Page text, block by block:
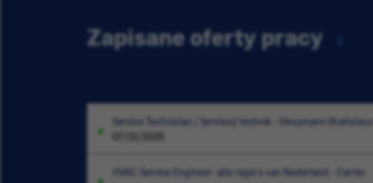
Zapisane oferty pracy
Service Technician / Servisný technik - Viessmann Bratislava
07/31/2026
HVAC Service Engineer- alle regio's van Nederland - Carrier